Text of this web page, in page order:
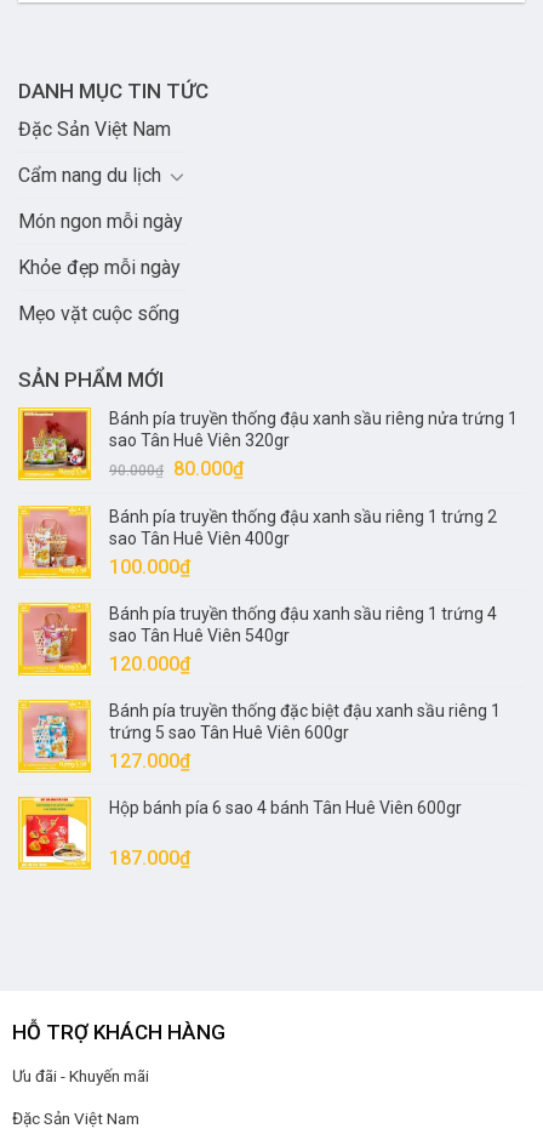
DANH MỤC TIN TỨC
Đặc Sản Việt Nam
Cẩm nang du lịch
Món ngon mỗi ngày
Khỏe đẹp mỗi ngày
Mẹo vặt cuộc sống
SẢN PHẨM MỚI
Bánh pía truyền thống đậu xanh sầu riêng nửa trứng 1
sao Tân Huê Viên 320gr
90.000₫
Giá
là:
90.000₫.
80.000₫Giá
tại
là:
Bánh pía truyền thống đậu xanh sầu riêng 1 trứng 2
sao Tân Huê Viên 400gr
100.000₫
Bánh pía truyền thống đậu xanh sầu riêng 1 trứng 4
sao Tân Huê Viên 540gr
120.000₫
Bánh pía truyền thống đặc biệt đậu xanh sầu riêng 1
trứng 5 sao Tân Huê Viên 600gr
127.000₫
Hộp bánh pía 6 sao 4 bánh Tân Huê Viên 600gr
187.000₫
HỖ TRỢ KHÁCH HÀNG
Ưu đãi - Khuyến mãi
Đặc Sản Việt Nam